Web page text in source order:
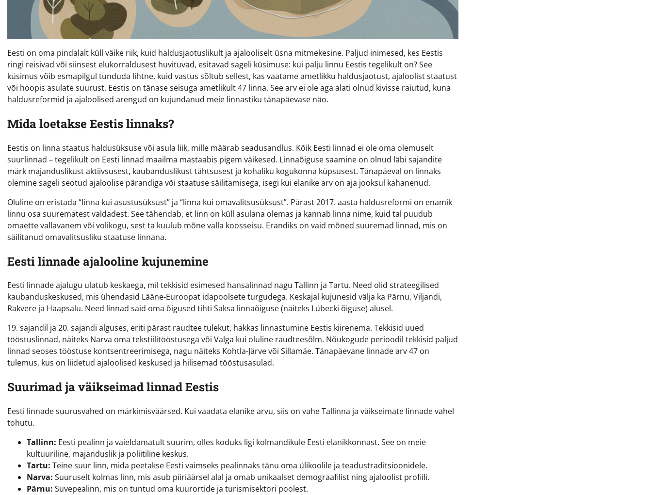
Eesti on oma pindalalt küll väike riik, kuid haldusjaotuslikult ja ajalooliselt üsna mitmekesine. Paljud inimesed, kes Eestis
ringi reisivad või siinsest elukorraldusest huvituvad, esitavad sageli küsimuse: kui palju linnu Eestis tegelikult on? See
küsimus võib esmapilgul tunduda lihtne, kuid vastus sõltub sellest, kas vaatame ametlikku haldusjaotust, ajaloolist staatust
või hoopis asulate suurust. Eestis on tänase seisuga ametlikult 47 linna. See arv ei ole aga alati olnud kivisse raiutud, kuna
haldusreformid ja ajaloolised arengud on kujundanud meie linnastiku tänapäevase näo.
Mida loetakse Eestis linnaks?
Eestis on linna staatus haldusüksuse või asula liik, mille määrab seadusandlus. Kõik Eesti linnad ei ole oma olemuselt
suurlinnad – tegelikult on Eesti linnad maailma mastaabis pigem väikesed. Linnaõiguse saamine on olnud läbi sajandite
märk majanduslikust aktiivsusest, kaubanduslikust tähtsusest ja kohaliku kogukonna küpsusest. Tänapäeval on linnaks
olemine sageli seotud ajaloolise pärandiga või staatuse säilitamisega, isegi kui elanike arv on aja jooksul kahanenud.
Oluline on eristada “linna kui asustusüksust” ja “linna kui omavalitsusüksust”. Pärast 2017. aasta haldusreformi on enamik
linnu osa suurematest valdadest. See tähendab, et linn on küll asulana olemas ja kannab linna nime, kuid tal puudub
omaette vallavanem või volikogu, sest ta kuulub mõne valla koosseisu. Erandiks on vaid mõned suuremad linnad, mis on
säilitanud omavalitsusliku staatuse linnana.
Eesti linnade ajalooline kujunemine
Eesti linnade ajalugu ulatub keskaega, mil tekkisid esimesed hansalinnad nagu Tallinn ja Tartu. Need olid strateegilised
kaubanduskeskused, mis ühendasid Lääne-Euroopat idapoolsete turgudega. Keskajal kujunesid välja ka Pärnu, Viljandi,
Rakvere ja Haapsalu. Need linnad said oma õigused tihti Saksa linnaõiguse (näiteks Lübecki õiguse) alusel.
19. sajandil ja 20. sajandi alguses, eriti pärast raudtee tulekut, hakkas linnastumine Eestis kiirenema. Tekkisid uued
tööstuslinnad, näiteks Narva oma tekstiilitööstusega või Valga kui oluline raudteesõlm. Nõukogude perioodil tekkisid paljud
linnad seoses tööstuse kontsentreerimisega, nagu näiteks Kohtla-Järve või Sillamäe. Tänapäevane linnade arv 47 on
tulemus, kus on liidetud ajaloolised keskused ja hilisemad tööstusasulad.
Suurimad ja väikseimad linnad Eestis
Eesti linnade suurusvahed on märkimisväärsed. Kui vaadata elanike arvu, siis on vahe Tallinna ja väikseimate linnade vahel
tohutu.
Tallinn: Eesti pealinn ja vaieldamatult suurim, olles koduks ligi kolmandikule Eesti elanikkonnast. See on meie
kultuuriline, majanduslik ja poliitiline keskus.
Tartu: Teine suur linn, mida peetakse Eesti vaimseks pealinnaks tänu oma ülikoolile ja teadustraditsioonidele.
Narva: Suuruselt kolmas linn, mis asub piiriäärsel alal ja omab unikaalset demograafilist ning ajaloolist profiili.
Pärnu: Suvepealinn, mis on tuntud oma kuurortide ja turismisektori poolest.